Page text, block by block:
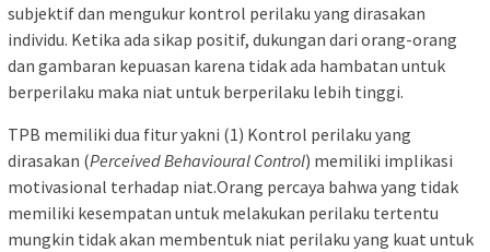
subjektif dan mengukur kontrol perilaku yang dirasakan
individu. Ketika ada sikap positif, dukungan dari orang-orang
dan gambaran kepuasan karena tidak ada hambatan untuk
berperilaku maka niat untuk berperilaku lebih tinggi.
TPB memiliki dua fitur yakni (1) Kontrol perilaku yang
dirasakan (Perceived Behavioural Control) memiliki implikasi
motivasional terhadap niat.Orang percaya bahwa yang tidak
memiliki kesempatan untuk melakukan perilaku tertentu
mungkin tidak akan membentuk niat perilaku yang kuat untuk